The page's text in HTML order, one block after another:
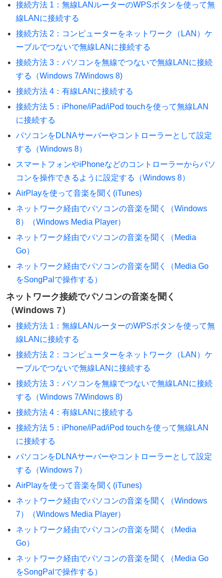
接続方法 1：無線LANルーターのWPSボタンを使って無
線LANに接続する
接続方法 2：コンピューターをネットワーク（LAN）ケ
ーブルでつないで無線LANに接続する
接続方法 3：パソコンを無線でつないで無線LANに接続
する（Windows 7/Windows 8)
接続方法 4：有線LANに接続する
接続方法 5：iPhone/iPad/iPod touchを使って無線LAN
に接続する
パソコンをDLNAサーバーやコントローラーとして設定
する（Windows 8）
スマートフォンやiPhoneなどのコントローラーからパソ
コンを操作できるように設定する（Windows 8）
AirPlayを使って音楽を聞く(iTunes)
ネットワーク経由でパソコンの音楽を聞く（Windows
8）（Windows Media Player）
ネットワーク経由でパソコンの音楽を聞く（Media
Go）
ネットワーク経由でパソコンの音楽を聞く（Media Go
をSongPalで操作する）
ネットワーク接続でパソコンの音楽を聞く
（Windows 7）
接続方法 1：無線LANルーターのWPSボタンを使って無
線LANに接続する
接続方法 2：コンピューターをネットワーク（LAN）ケ
ーブルでつないで無線LANに接続する
接続方法 3：パソコンを無線でつないで無線LANに接続
する（Windows 7/Windows 8)
接続方法 4：有線LANに接続する
接続方法 5：iPhone/iPad/iPod touchを使って無線LAN
に接続する
パソコンをDLNAサーバーやコントローラーとして設定
する（Windows 7）
AirPlayを使って音楽を聞く(iTunes)
ネットワーク経由でパソコンの音楽を聞く（Windows
7）（Windows Media Player）
ネットワーク経由でパソコンの音楽を聞く（Media
Go）
ネットワーク経由でパソコンの音楽を聞く（Media Go
をSongPalで操作する）